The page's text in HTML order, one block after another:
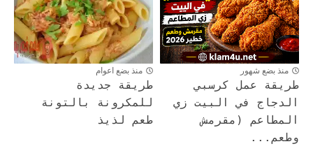
منذ بضع شهور
طريقة عمل كرسبي
الدجاج في البيت زي
المطاعم (مقرمش
وطعم...
منذ بضع اعوام
طريقة جديدة
للمكرونة بالتونة
طعم لذيذ